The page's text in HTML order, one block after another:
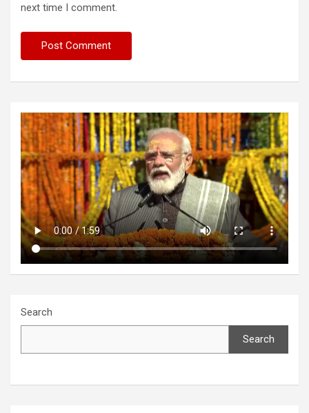
next time I comment.
Search
Search